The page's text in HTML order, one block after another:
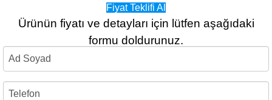
Fiyat Teklifi Al
Ürünün fiyatı ve detayları için lütfen aşağıdaki
formu doldurunuz.